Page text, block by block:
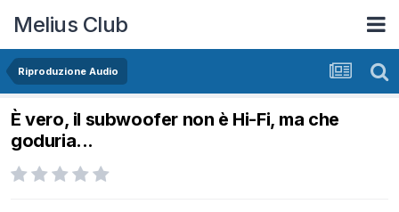
Melius Club
Riproduzione Audio
È vero, il subwoofer non è Hi-Fi, ma che
goduria...